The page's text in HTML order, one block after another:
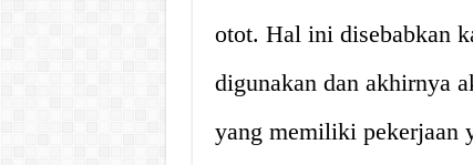
otot. Hal ini disebabkan
digunakan dan akhirnya
yang memiliki pekerjaan